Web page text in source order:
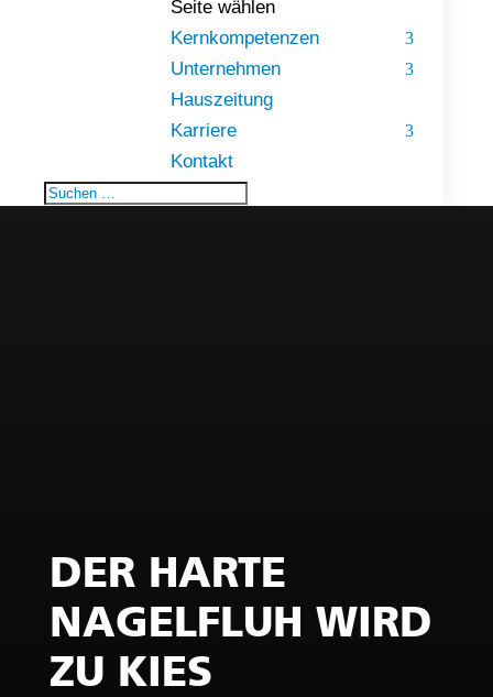
Seite wählen
Kernkompetenzen
Unternehmen
Hauszeitung
Karriere
Kontakt
DER HARTE
NAGELFLUH WIRD
ZU KIES